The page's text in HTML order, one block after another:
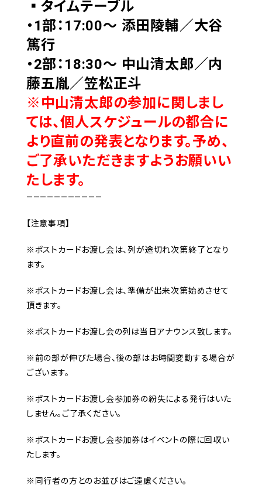
▪タイムテーブル
・1部：17:00～ 添田陵輔／大谷
篤行
・2部：18:30～ 中山清太郎／内
藤五胤／笠松正斗
※中山清太郎の参加に関しまし
ては、個人スケジュールの都合に
より直前の発表となります。予め、
ご了承いただきますようお願いい
たします。
———————————
【注意事項】
※ポストカードお渡し会は、列が途切れ次第終了となり
ます。
※ポストカードお渡し会は、準備が出来次第始めさせて
頂きます。
※ポストカードお渡し会の列は当日アナウンス致します。
※前の部が伸びた場合、後の部はお時間変動する場合が
ございます。
※ポストカードお渡し会参加券の紛失による発行はいた
しません。ご了承ください。
※ポストカードお渡し会参加券はイベントの際に回収い
たします。
※同行者の方とのお並びはご遠慮ください。